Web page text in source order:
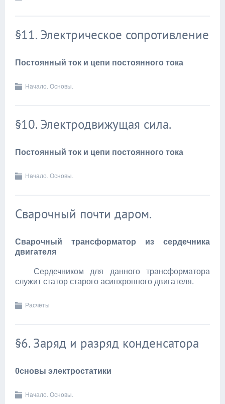
§11. Электрическое сопротивление
Постоянный ток и цепи постоянного тока
Начало. Основы.
§10. Электродвижущая сила.
Постоянный ток и цепи постоянного тока
Начало. Основы.
Сварочный почти даром.
Сварочный трансформатор из сердечника
двигателя
Сердечником для данного трансформатора
служит статор старого асинхронного двигателя.
Расчёты
§6. Заряд и разряд конденсатора
0сновы электростатики
Начало. Основы.